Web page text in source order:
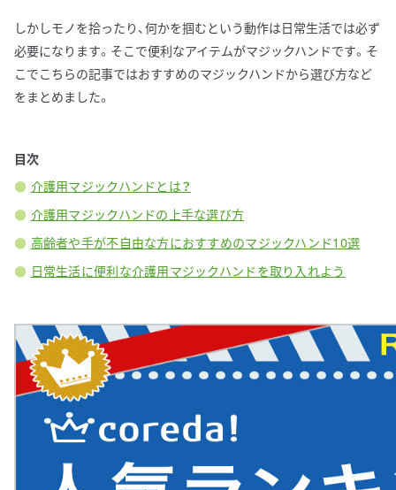
しかしモノを拾ったり、何かを掴むという動作は日常生活では必ず
必要になります。そこで便利なアイテムがマジックハンドです。そ
こでこちらの記事ではおすすめのマジックハンドから選び方など
をまとめました。
目次
介護用マジックハンドとは？
介護用マジックハンドの上手な選び方
高齢者や手が不自由な方におすすめのマジックハンド10選
日常生活に便利な介護用マジックハンドを取り入れよう